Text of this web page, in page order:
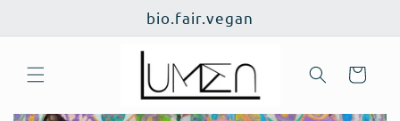
Inhalt
bio.fair.vegan
Warenkorb